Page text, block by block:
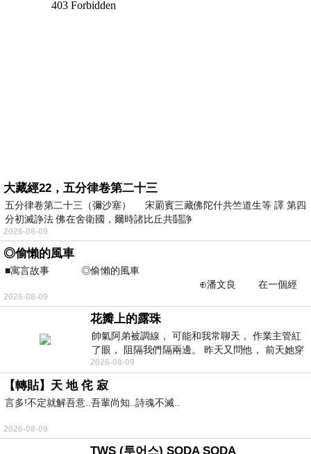
大藏經22，五分律卷第二十三
五分律卷第二十三（彌沙塞） 宋罽賓三藏佛陀什共竺道生等 譯 第四
分初滅諍法 佛在舍衛國，爾時諸比丘共鬪諍
2026-08-09
◎偷懶的風車
■寓言故事 ◎偷懶的風車
⊕潘文良 在一個經
常颳風的山丘上—&m
2026-08-09
花瓣上的露珠
帥氣阿弟被調線， 可能和我常聊天， 作業主管紅
了眼， 阻隔我們隔兩邊。 昨天又問他， 前天她穿
什麼顏色衣服， 不經
2026-08-09
【轉貼】天 地 侘 寂
言多!不定就解吾意..吾輩尚知..詩魂不滅..
2026-08-09
TWS (투어스) SODA SODA